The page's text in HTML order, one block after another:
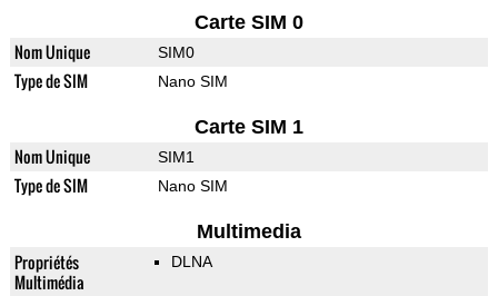
Carte SIM 0
Nom Unique SIM0
Type de SIM Nano SIM
Carte SIM 1
Nom Unique SIM1
Type de SIM Nano SIM
Multimedia
Propriétés
Multimédia
DLNA